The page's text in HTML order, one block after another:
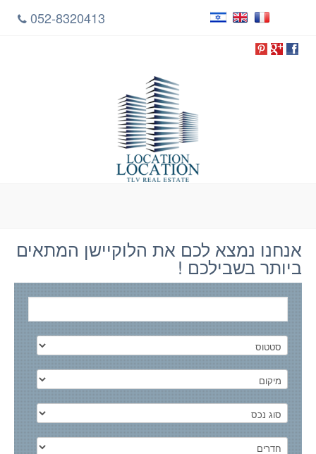
052-8320413
אנחנו נמצא לכם את הלוקיישן המתאים
ביותר בשבילכם !